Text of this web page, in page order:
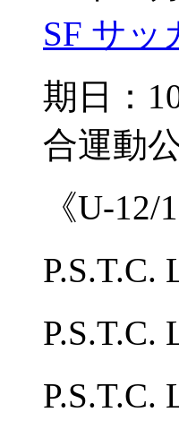
SF サッ
期日：
合運動公
《U-12/